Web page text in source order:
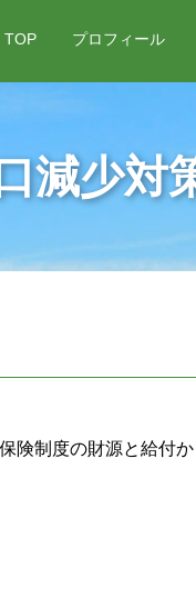
TOP プロフィール
減少対
険制度の財源と給付